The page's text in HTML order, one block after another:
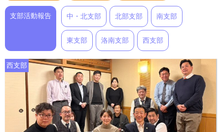
支部活動報告 中・北支部 北部支部 南支部
東支部 洛南支部 西支部
西支部